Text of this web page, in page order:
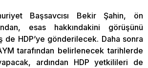
Başsavcısı Bekir Şahin, ön
esas hakkındakini görüşünü
de HDP’ye gönderilecek. Daha sonra
tarafından belirlenecek tarihlerde
ardından HDP yetkilileri de